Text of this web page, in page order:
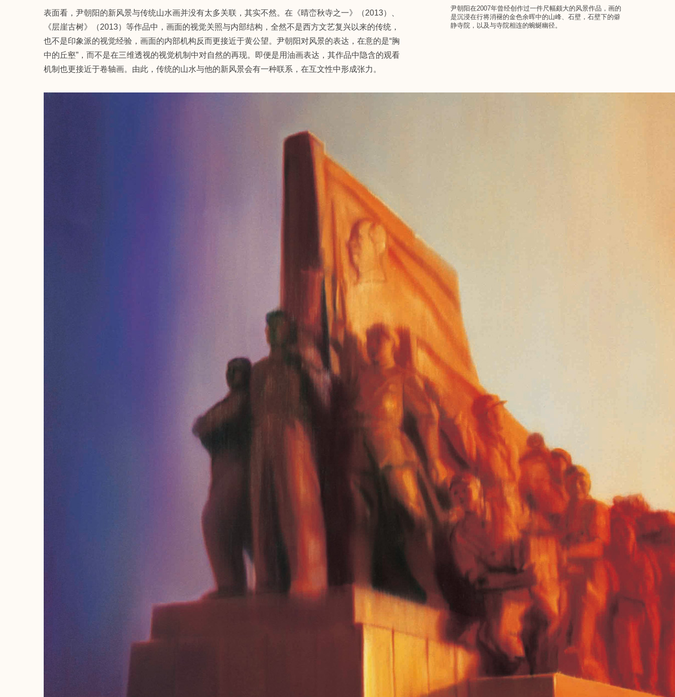
表面看，尹朝阳的新风景与传统山水画并没有太多关联，其实不然。在《晴峦秋寺之一》（2013）、
《层崖古树》（2013）等作品中，画面的视觉关照与内部结构，全然不是西方文艺复兴以来的传统，
也不是印象派的视觉经验，画面的内部机构反而更接近于黄公望。尹朝阳对风景的表达，在意的是“胸
中的丘壑”，而不是在三维透视的视觉机制中对自然的再现。即便是用油画表达，其作品中隐含的观看
机制也更接近于卷轴画。由此，传统的山水与他的新风景会有一种联系，在互文性中形成张力。
尹朝阳在2007年曾经创作过一件尺幅颇大的风景作品，画的
是沉浸在行将消褪的金色余晖中的山峰、石壁，石壁下的僻
静寺院，以及与寺院相连的蜿蜒幽径。